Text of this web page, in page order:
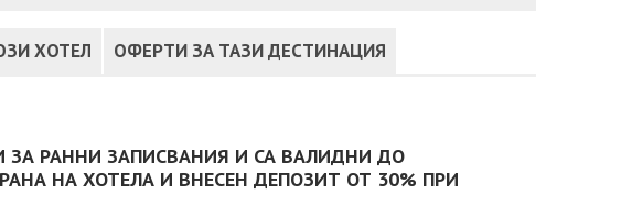
ХОТЕЛ ОФЕРТИ ЗА ТАЗИ ДЕСТИНАЦИЯ
РАННИ ЗАПИСВАНИЯ И СА ВАЛИДНИ ДО
НА ХОТЕЛА И ВНЕСЕН ДЕПОЗИТ ОТ 30% ПРИ